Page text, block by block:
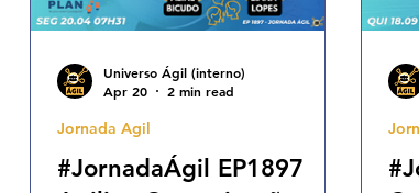
Transformacao Agil Metricas KPIs Ageis
#JornadaÁgil EP1897
Jornada Agil
Universo Ágil (interno)
Apr 20
2 min read